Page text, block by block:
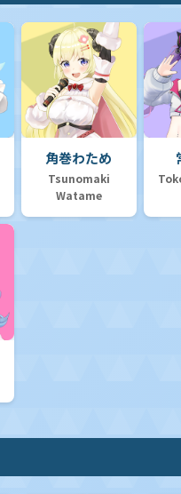
角巻わため
Tsunomaki
Watame